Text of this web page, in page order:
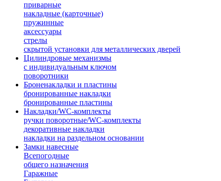
приварные
накладные (карточные)
пружинные
аксессуары
стрелы
скрытой установки для металлических дверей
Цилиндровые механизмы
с индивидуальным ключом
поворотники
Броненакладки и пластины
бронированные накладки
бронированные пластины
Накладки/WC-комплекты
ручки поворотные/WC-комплекты
декоративные накладки
накладки на раздельном основании
Замки навесные
Всепогодные
общего назначения
Гаражные